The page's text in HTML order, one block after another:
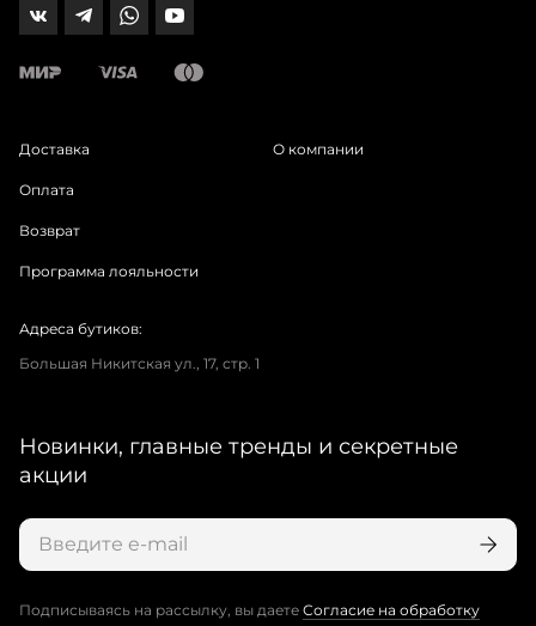
Доставка
Оплата
Возврат
Программа лояльности
О компании
Адреса бутиков:
Большая Никитская ул., 17, стр. 1
Новинки, главные тренды и секретные
акции
Подписываясь на рассылку, вы даете Согласие на обработку